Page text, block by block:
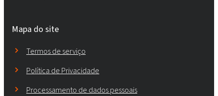
Mapa do site
Termos de serviço
Política de Privacidade
Processamento de dados pessoais